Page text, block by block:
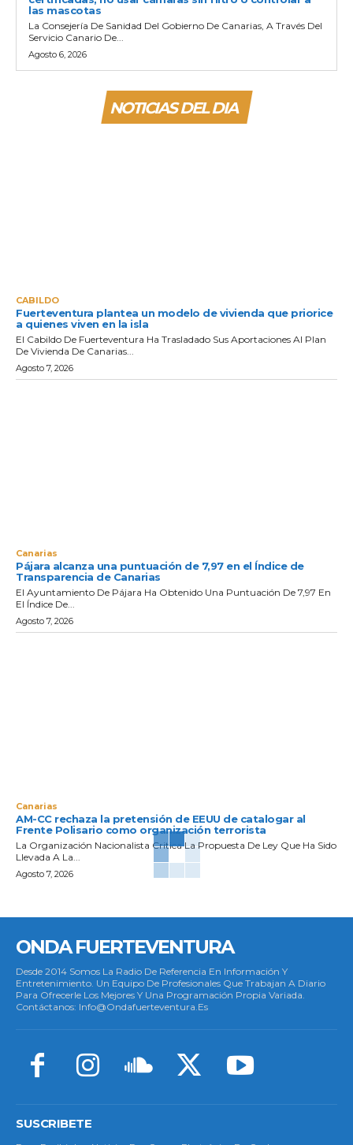
las mascotas
La Consejería De Sanidad Del Gobierno De Canarias, A Través Del
Servicio Canario De...
Agosto 6, 2026
NOTICIAS DEL DIA
CABILDO
Fuerteventura plantea un modelo de vivienda que priorice
a quienes viven en la isla
El Cabildo De Fuerteventura Ha Trasladado Sus Aportaciones Al Plan
De Vivienda De Canarias...
Agosto 7, 2026
Canarias
Pájara alcanza una puntuación de 7,97 en el Índice de
Transparencia de Canarias
El Ayuntamiento De Pájara Ha Obtenido Una Puntuación De 7,97 En
El Índice De...
Agosto 7, 2026
Canarias
AM-CC rechaza la pretensión de EEUU de catalogar al
Frente Polisario como organización terrorista
La Organización Nacionalista Critica La Propuesta De Ley Que Ha Sido
Llevada A La...
Agosto 7, 2026
ONDA FUERTEVENTURA
Desde 2014 Somos La Radio De Referencia En Información Y
Entretenimiento. Un Equipo De Profesionales Que Trabajan A Diario
Para Ofrecerle Los Mejores Y Una Programación Propia Variada.
Contáctanos: Info@ondafuerteventura.es
SUSCRIBETE